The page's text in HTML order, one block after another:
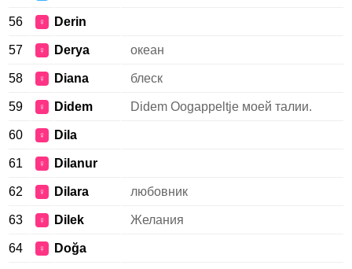
56 ♀ Derin
57 ♀ Derya океан
58 ♀ Diana блеск
59 ♀ Didem Didem Oogappeltje моей талии.
60 ♀ Dila
61 ♀ Dilanur
62 ♀ Dilara любовник
63 ♀ Dilek Желания
64 ♀ Doğa